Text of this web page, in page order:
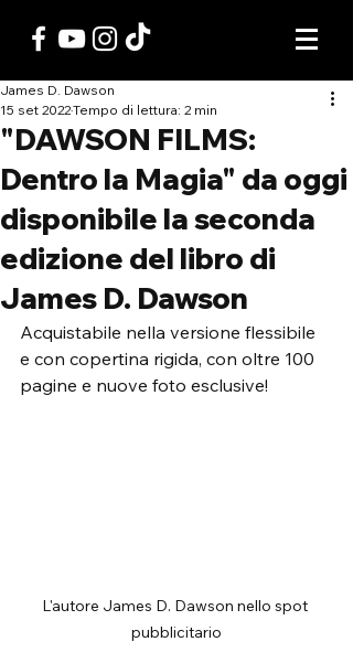
"DAWSON FILMS:
Dentro la Magia" da oggi
disponibile la seconda
edizione del libro di
James D. Dawson
James D. Dawson
15 set 2022Tempo di lettura: 2 min
Acquistabile nella versione flessibile
e con copertina rigida, con oltre 100
pagine e nuove foto esclusive!
L'autore James D. Dawson nello spot
pubblicitario